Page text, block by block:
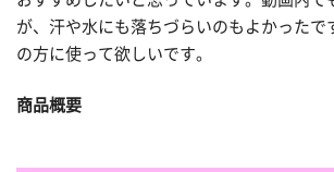
が、汗や水にも落ちづらいのもよかったで
の方に使って欲しいです。
商品概要